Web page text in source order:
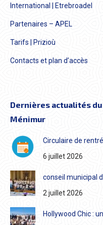
International | Etrebroadel
Partenaires – APEL
Tarifs | Prizioù
Contacts et plan d’accès
Dernières actualités
Ménimur
Circulaire de
6 juillet 2026
conseil municipal
2 juillet 2026
Hollywood Chic :